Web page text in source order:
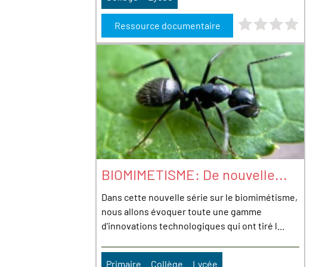
Ressource documentaire Note : 0 étoiles sur 4
BIOMIMETISME: De nouvelle...
Dans cette nouvelle série sur le biomimétisme,
nous allons évoquer toute une gamme
d'innovations technologiques qui ont tiré l...
Primaire Collège Lycée